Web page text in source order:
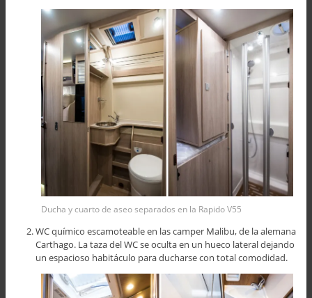
Ducha y cuarto de aseo separados en la Rapido V55
WC químico escamoteable en las camper Malibu, de la alemana
Carthago. La taza del WC se oculta en un hueco lateral dejando
un espacioso habitáculo para ducharse con total comodidad.